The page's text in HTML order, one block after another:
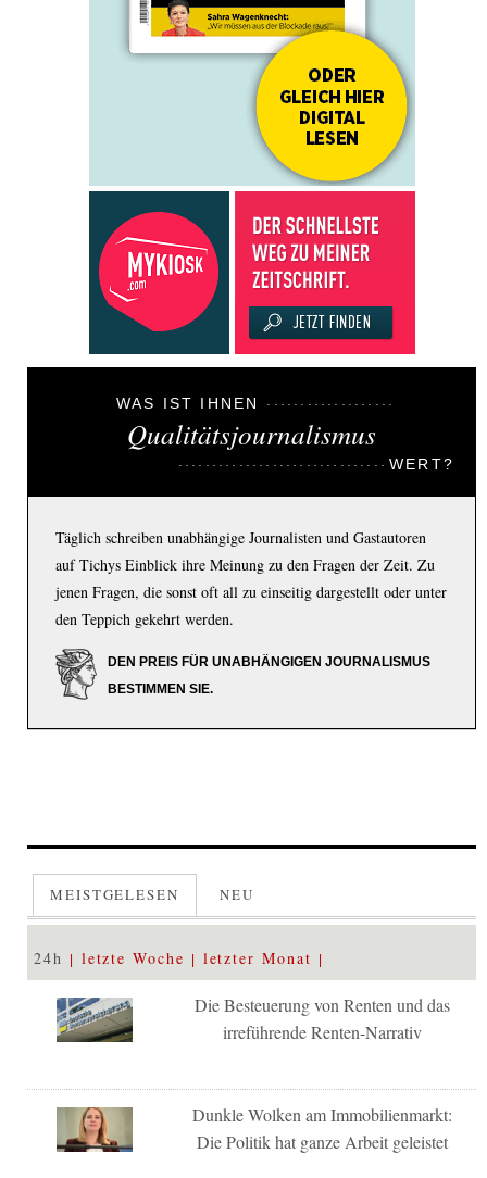
WAS IST IHNEN
Qualitätsjournalismus
WERT?
Täglich schreiben unabhängige Journalisten und Gastautoren
auf Tichys Einblick ihre Meinung zu den Fragen der Zeit. Zu
jenen Fragen, die sonst oft all zu einseitig dargestellt oder unter
den Teppich gekehrt werden.
DEN PREIS FÜR UNABHÄNGIGEN JOURNALISMUS
BESTIMMEN SIE.
MEISTGELESEN NEU
24h letzte Woche letzter Monat
Die Besteuerung von Renten und das
irreführende Renten-Narrativ
Dunkle Wolken am Immobilienmarkt:
Die Politik hat ganze Arbeit geleistet